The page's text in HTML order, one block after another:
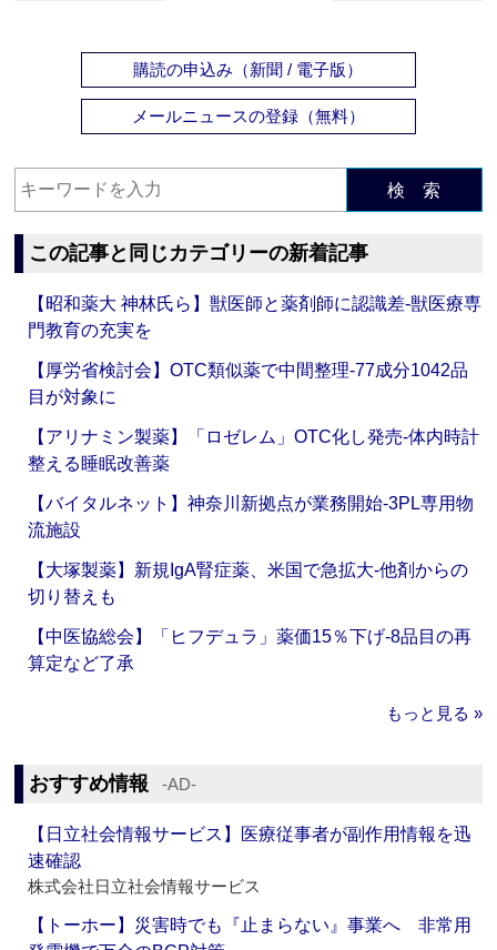
購読の申込み（新聞 / 電子版）
メールニュースの登録（無料）
検 索
この記事と同じカテゴリーの新着記事
【昭和薬大 神林氏ら】獣医師と薬剤師に認識差‐獣医療専
門教育の充実を
【厚労省検討会】OTC類似薬で中間整理‐77成分1042品
目が対象に
【アリナミン製薬】「ロゼレム」OTC化し発売‐体内時計
整える睡眠改善薬
【バイタルネット】神奈川新拠点が業務開始‐3PL専用物
流施設
【大塚製薬】新規IgA腎症薬、米国で急拡大‐他剤からの
切り替えも
【中医協総会】「ヒフデュラ」薬価15％下げ‐8品目の再
算定など了承
もっと見る »
おすすめ情報 ‐AD‐
【日立社会情報サービス】医療従事者が副作用情報を迅
速確認
株式会社日立社会情報サービス
【トーホー】災害時でも『止まらない』事業へ 非常用